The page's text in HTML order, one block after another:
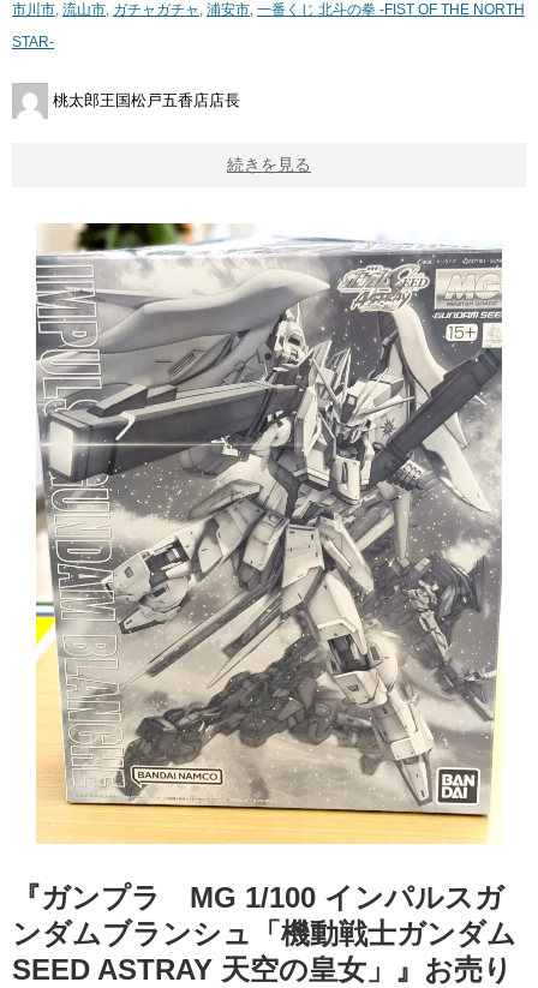
市川市, 流山市, ガチャガチャ , 浦安市, 一番くじ ​北斗の拳 ​-FIST ​OF ​THE ​NORTH
​STAR-
桃太郎王国松戸五香店店長
続きを見る
『ガンプラ MG 1/100 インパルスガ
ンダムブランシュ「機動戦士ガンダム
SEED ASTRAY 天空の皇女」』お売り